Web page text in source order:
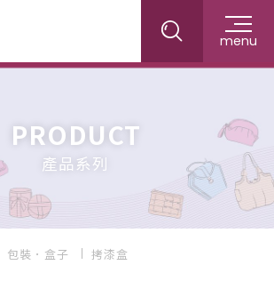
menu
PRODUCT
產品系列
包裝．盒子 拷漆盒